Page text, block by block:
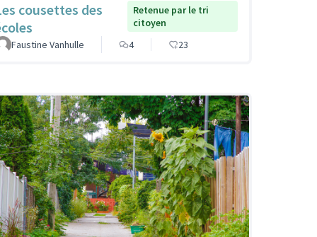
cousettes des
Retenue par le tri
citoyen
Faustine Vanhulle
4 23